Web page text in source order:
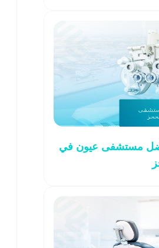
مستشفى عيون في